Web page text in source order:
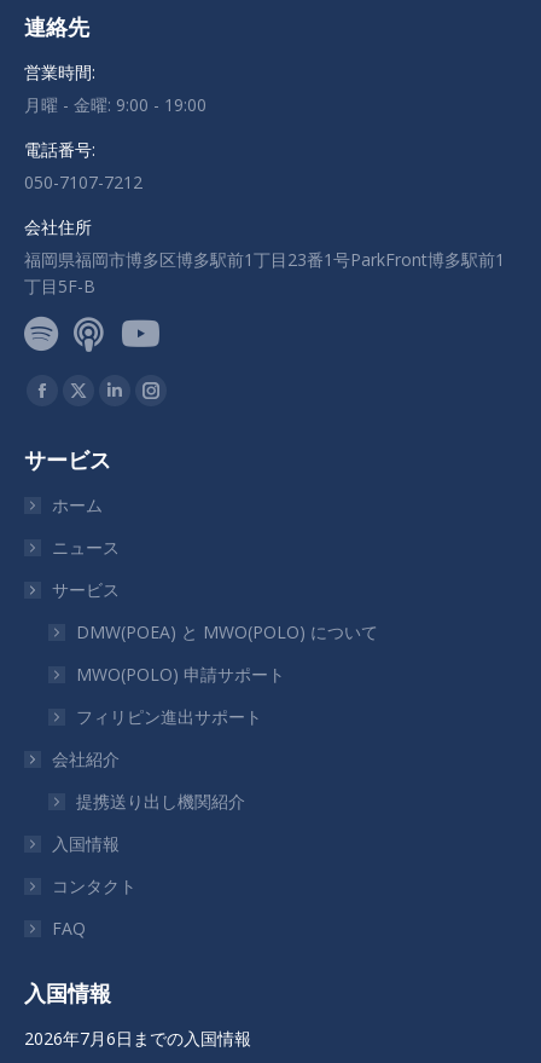
連絡先
営業時間:
月曜 - 金曜: 9:00 - 19:00
電話番号:
050-7107-7212
会社住所
福岡県福岡市博多区博多駅前1丁目23番1号ParkFront博多駅前1
丁目5F-B
私達を見つけてください：
Facebook
ー
ジ
新
し
い
ィ
ン
で
開
す
X
ー
ジ
新
し
い
ィ
ン
ド
で
開
き
す
Linkedin
新
し
い
ィ
ン
ド
で
開
き
Instagram
い
ィ
ン
で
サービス
ホーム
ニュース
サービス
DMW(POEA) と MWO(POLO) について
MWO(POLO) 申請サポート
フィリピン進出サポート
会社紹介
提携送り出し機関紹介
入国情報
コンタクト
FAQ
入国情報
2026年7月6日までの入国情報